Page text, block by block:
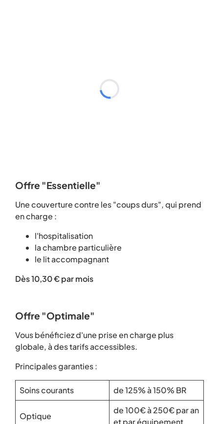
Offre "Essentielle"
Une couverture contre les "coups durs", qui prend
en charge :
l'hospitalisation
la chambre particulière
le lit accompagnant
Dès 10,30 € par mois
Offre "Optimale"
Vous bénéficiez d'une prise en charge plus
globale, à des tarifs accessibles.
Principales garanties :
Soins courants de 125% à 150% BR
Optique
de 100€ à 250€ par an
et par équipement